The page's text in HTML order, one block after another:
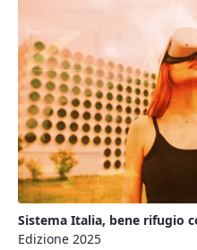
Sistema Italia, bene rifugio
Edizione 2025